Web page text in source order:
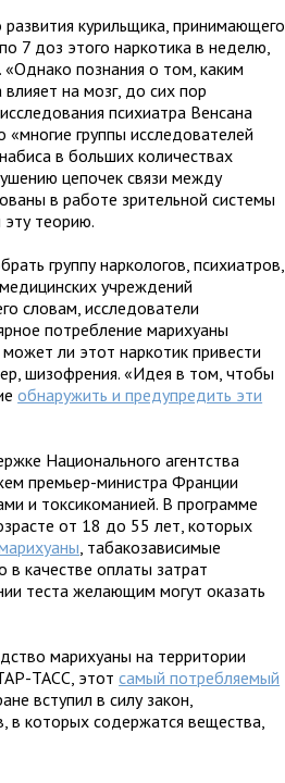
курильщика, принимающего
7 доз этого наркотика в неделю,
познания о том, каким
на мозг, до сих пор
психиатра Венсана
группы исследователей
в больших количествах
цепочек связи между
в работе зрительной системы
эту теорию.
группу наркологов, психиатров,
учреждений
словам, исследователи
потребление марихуаны
ли этот наркотик привести
шизофрения. «Идея в том, чтобы
обнаружить и предупредить эти
Национального агентства
премьер-министра Франции
и токсикоманией. В программе
от 18 до 55 лет, которых
, табакозависимые
качестве оплаты затрат
теста желающим могут оказать
марихуаны на территории
ТАСС, этотсамый потребляемый
вступил в силу закон,
в которых содержатся вещества,